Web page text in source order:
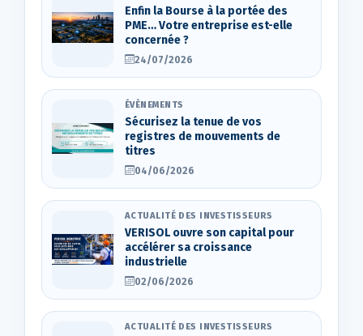
Enfin la Bourse à la portée des
PME… Votre entreprise est-elle
concernée ?
24/07/2026
ÉVÈNEMENTS
Sécurisez la tenue de vos
registres de mouvements de
titres
04/06/2026
ACTUALITÉ DES INVESTISSEURS
VERISOL ouvre son capital pour
accélérer sa croissance
industrielle
02/06/2026
ACTUALITÉ DES INVESTISSEURS